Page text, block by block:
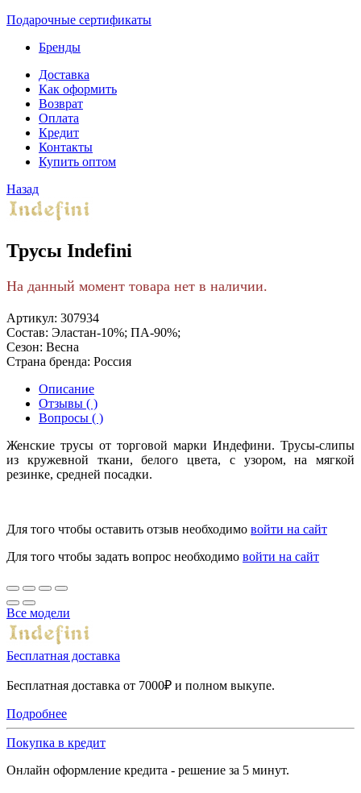
Подарочные сертификаты
Бренды
Доставка
Как оформить
Возврат
Оплата
Кредит
Контакты
Купить оптом
Назад
Трусы Indefini
На данный момент товара нет в наличии.
Артикул: 307934
Состав: Эластан-10%; ПА-90%;
Сезон: Весна
Страна бренда: Россия
Описание
Отзывы ( )
Вопросы ( )
Женские трусы от торговой марки Индефини. Трусы-слипы
из кружевной ткани, белого цвета, с узором, на мягкой
резинке, средней посадки.
Для того чтобы оставить отзыв необходимо войти на сайт
Для того чтобы задать вопрос необходимо войти на сайт
Все модели
Бесплатная доставка
Бесплатная доставка от 7000₽ и полном выкупе.
Подробнее
Покупка в кредит
Онлайн оформление кредита - решение за 5 минут.